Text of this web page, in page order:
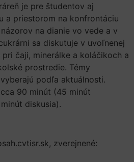
je pre študentov aj
a priestorom na konfrontáciu
na dianie vo vede a v
sa diskutuje v uvoľnenej
čaji, minerálke a koláčikoch a
prostredie. Témy
podľa aktuálnosti.
90 minút (45 minút
diskusia).
zverejnené: